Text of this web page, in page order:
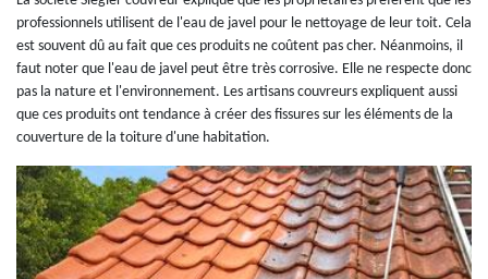
professionnels utilisent de l'eau de javel pour le nettoyage de leur toit. Cela
est souvent dû au fait que ces produits ne coûtent pas cher. Néanmoins, il
faut noter que l'eau de javel peut être très corrosive. Elle ne respecte donc
pas la nature et l'environnement. Les artisans couvreurs expliquent aussi
que ces produits ont tendance à créer des fissures sur les éléments de la
couverture de la toiture d'une habitation.